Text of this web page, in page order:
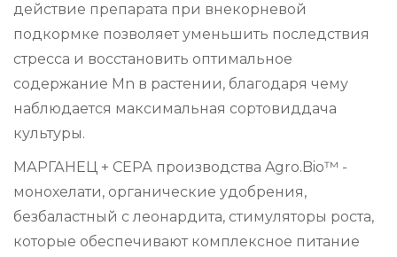
действие препарата при внекорневой
подкормке позволяет уменьшить последствия
стресса и восстановить оптимальное
содержание Mn в растении, благодаря чему
наблюдается максимальная сортовиддача
культуры.
МАРГАНЕЦ + СЕРА производства Agro.Bio™ -
монохелати, органические удобрения,
безбаластный с леонардита, стимуляторы роста,
которые обеспечивают комплексное питание